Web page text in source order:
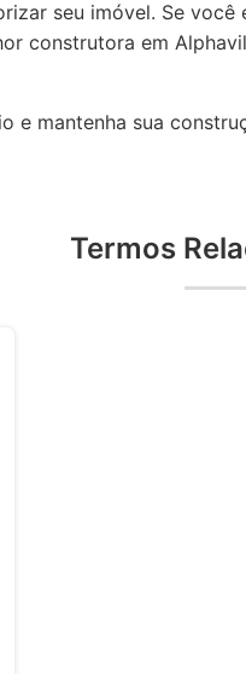
seu imóvel. Se
construtora em
e mantenha sua
Termos